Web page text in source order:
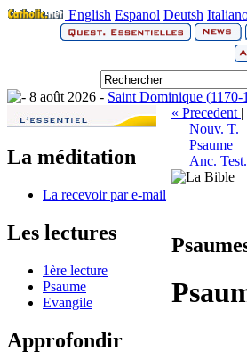
English Espanol Deutsh
8 août 2026 - Saint Dominique (1170-
La méditation
La recevoir par e-mail
Les lectures
1ère lecture
Psaume
Evangile
Approfondir
« Precedent |
Nouv. T.
Psaume
Anc. Test.